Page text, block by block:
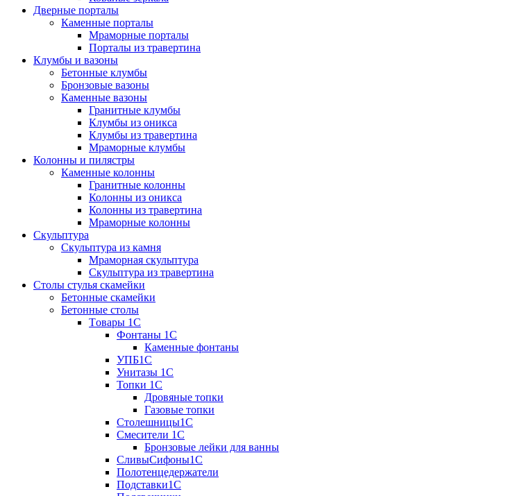
Дверные порталы
Каменные порталы
Мраморные порталы
Порталы из травертина
Клумбы и вазоны
Бетонные клумбы
Бронзовые вазоны
Каменные вазоны
Гранитные клумбы
Клумбы из оникса
Клумбы из травертина
Мраморные клумбы
Колонны и пилястры
Каменные колонны
Гранитные колонны
Колонны из оникса
Колонны из травертина
Мраморные колонны
Скульптура
Скульптура из камня
Мраморная скульптура
Скульптура из травертина
Столы стулья скамейки
Бетонные скамейки
Бетонные столы
Tовары 1C
Фонтаны 1C
Каменные фонтаны
УПБ1С
Унитазы 1С
Топки 1С
Дровяные топки
Газовые топки
Столешницы1С
Смесители 1С
Бронзовые лейки для ванны
СливыСифоны1С
Полотенцедержатели
Подставки1С